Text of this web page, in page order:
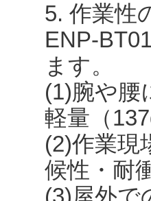
5. 作業性
ENP-
ます。
(1)腕や腰
軽量（
(2)作業現
候性・耐
(3)屋外で